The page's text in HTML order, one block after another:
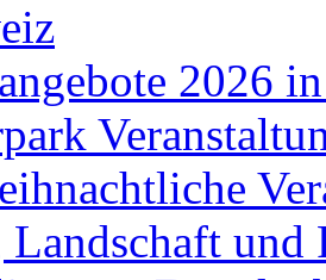
2026
Landschaft und